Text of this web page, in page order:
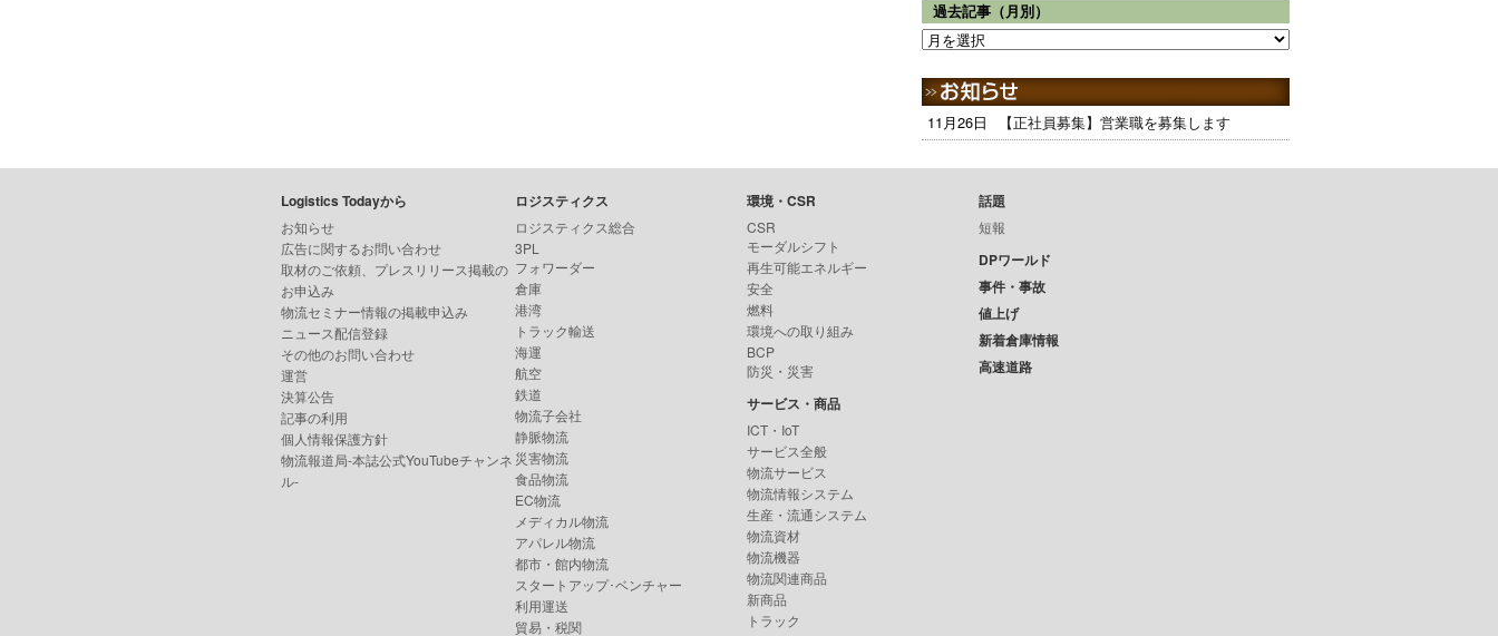
過去記事（月別）
11月26日 【正社員募集】営業職を募集します
Logistics Todayから
お知らせ
広告に関するお問い合わせ
取材のご依頼、プレスリリース掲載の
お申込み
物流セミナー情報の掲載申込み
ニュース配信登録
その他のお問い合わせ
運営
決算公告
記事の利用
個人情報保護方針
物流報道局-本誌公式YouTubeチャンネ
ル-
ロジスティクス
ロジスティクス総合
3PL
フォワーダー
倉庫
港湾
トラック輸送
海運
航空
鉄道
物流子会社
静脈物流
災害物流
食品物流
EC物流
メディカル物流
アパレル物流
都市・館内物流
スタートアップ･ベンチャー
利用運送
貿易・税関
環境・CSR
CSR
モーダルシフト
再生可能エネルギー
安全
燃料
環境への取り組み
BCP
防災・災害
サービス・商品
ICT・IoT
サービス全般
物流サービス
物流情報システム
生産・流通システム
物流資材
物流機器
物流関連商品
新商品
トラック
話題
短報
DPワールド
事件・事故
値上げ
新着倉庫情報
高速道路